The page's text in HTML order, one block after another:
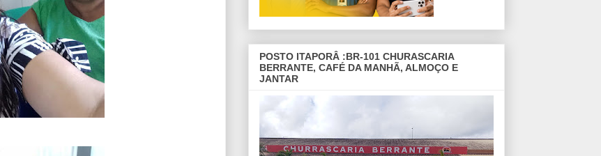
POSTO ITAPORÂ :BR-101 CHURASCARIA
BERRANTE, CAFÉ DA MANHÃ, ALMOÇO E
JANTAR